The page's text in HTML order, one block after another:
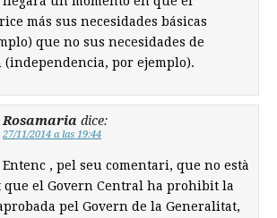
más sus necesidades básicas
que no sus necesidades de
por ejemplo).
Rosamaria dice:
27/11/2014 a las 19:44
Entenc , pel seu comentari, que no està
que el Govern Central ha prohibit la
pel Govern de la Generalitat,